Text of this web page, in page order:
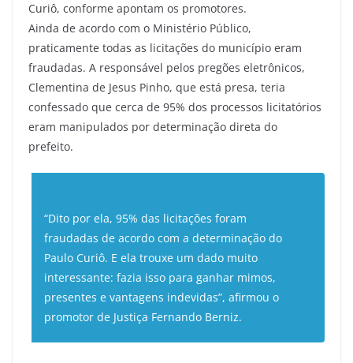
Curiô, conforme apontam os promotores.
Ainda de acordo com o Ministério Público,
praticamente todas as licitações do município eram
fraudadas. A responsável pelos pregões eletrônicos,
Clementina de Jesus Pinho, que está presa, teria
confessado que cerca de 95% dos processos licitatórios
eram manipulados por determinação direta do
prefeito.
“Dito por ela, 95% das licitações foram
fraudadas de acordo com a determinação do
Paulo Curiô. E ela trouxe um dado muito
interessante: fazia isso para ganhar mimos,
presentes e vantagens indevidas”, afirmou o
promotor de Justiça Fernando Berniz.